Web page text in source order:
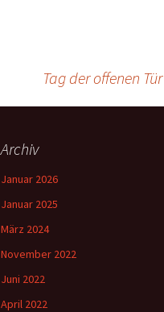
Tag der offenen Tür
Archiv
Januar 2026
Januar 2025
März 2024
November 2022
Juni 2022
April 2022